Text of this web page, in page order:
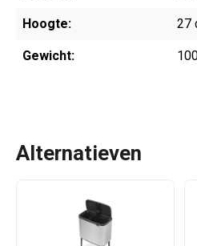
Hoogte: 27
Gewicht:
Alternatieven